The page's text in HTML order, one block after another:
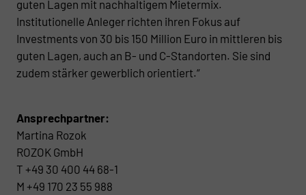
guten Lagen mit nachhaltigem Mietermix.
Institutionelle Anleger richten ihren Fokus auf
Investments von 30 bis 150 Million Euro in mittleren bis
guten Lagen, auch an B- und C-Standorten. Sie sind
zudem stärker gewerblich orientiert.“
Ansprechpartner:
Martina Rozok
ROZOK GmbH
T +49 30 400 44 68-1
M +49 170 23 55 988